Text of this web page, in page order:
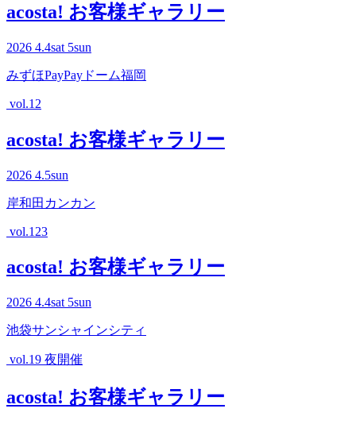
acosta! お客様ギャラリー
2026 4.4sat 5sun
みずほPayPayドーム福岡
vol.12
acosta! お客様ギャラリー
2026 4.5sun
岸和田カンカン
vol.123
acosta! お客様ギャラリー
2026 4.4sat 5sun
池袋サンシャインシティ
vol.19 夜開催
acosta! お客様ギャラリー